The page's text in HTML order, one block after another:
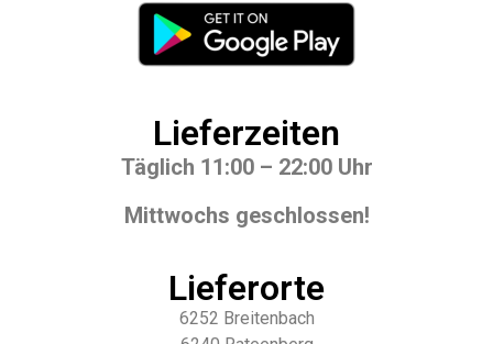
Lieferzeiten
Täglich 11:00 – 22:00 Uhr
Mittwochs geschlossen!
Lieferorte
6252 Breitenbach